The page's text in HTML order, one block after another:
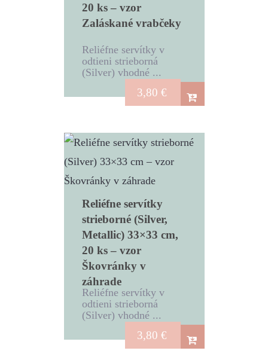
20 ks – vzor
Zaláskané vrabčeky
Reliéfne servítky v
odtieni strieborná
(Silver) vhodné ...
3,80 €
Reliéfne servítky
strieborné (Silver,
Metallic) 33×33 cm,
20 ks – vzor
Škovránky v
záhrade
Reliéfne servítky v
odtieni strieborná
(Silver) vhodné ...
3,80 €